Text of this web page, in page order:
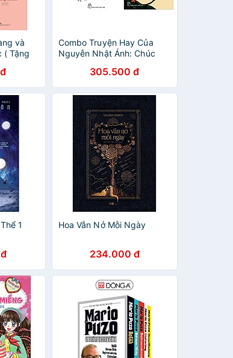
và
( Tặng
Combo Truyện Hay Của
Nguyễn Nhật Ánh: Chúc
Bước Tới Mùa Hè - (Tặng
Kèm Postcard Greenlife)
305.500 đ
1 Hoa Vẫn Nở Mỗi Ngày
234.000 đ